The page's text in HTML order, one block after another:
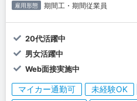
雇用形態 期間工・期間従業員
20代活躍中
男女活躍中
Web面接実施中
マイカー通勤可 未経験OK